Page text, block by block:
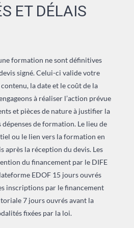
ET DÉLAIS
formation ne sont définitives
signé. Celui-ci valide votre
la date et le coût de la
à réaliser l’action prévue
et pièces de nature à justifier la
de formation. Le lieu de
ou le lien vers la formation en
après la réception du devis. Les
du financement par le DIFE
EDOF 15 jours ouvrés
inscriptions par le financement
7 jours ouvrés avant la
fixées par la loi.